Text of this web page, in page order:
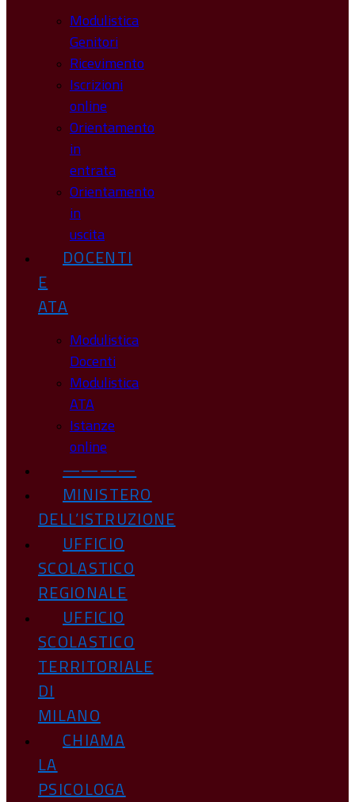
Modulistica
Genitori
Ricevimento
Iscrizioni
online
Orientamento
in
entrata
Orientamento
in
uscita
DOCENTI
E
ATA
Modulistica
Docenti
Modulistica
ATA
Istanze
online
————
MINISTERO
DELL’ISTRUZIONE
UFFICIO
SCOLASTICO
REGIONALE
UFFICIO
SCOLASTICO
TERRITORIALE
DI
MILANO
CHIAMA
LA
PSICOLOGA